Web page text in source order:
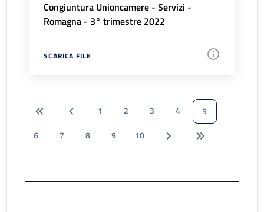
Congiuntura Unioncamere - Servizi -
Romagna - 3° trimestre 2022
SCARICA FILE
1 2 3 4
5
6
7 8 9 10